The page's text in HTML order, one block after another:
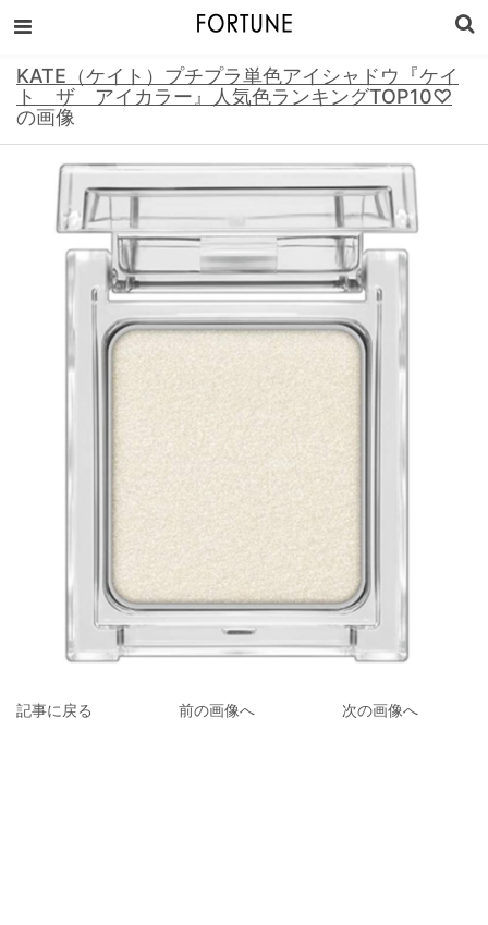
KATE（ケイト）プチプラ単色アイシャドウ『ケイ
ト ザ アイカラー』人気色ランキングTOP10♡
の画像
記事に戻る 前の画像へ 次の画像へ